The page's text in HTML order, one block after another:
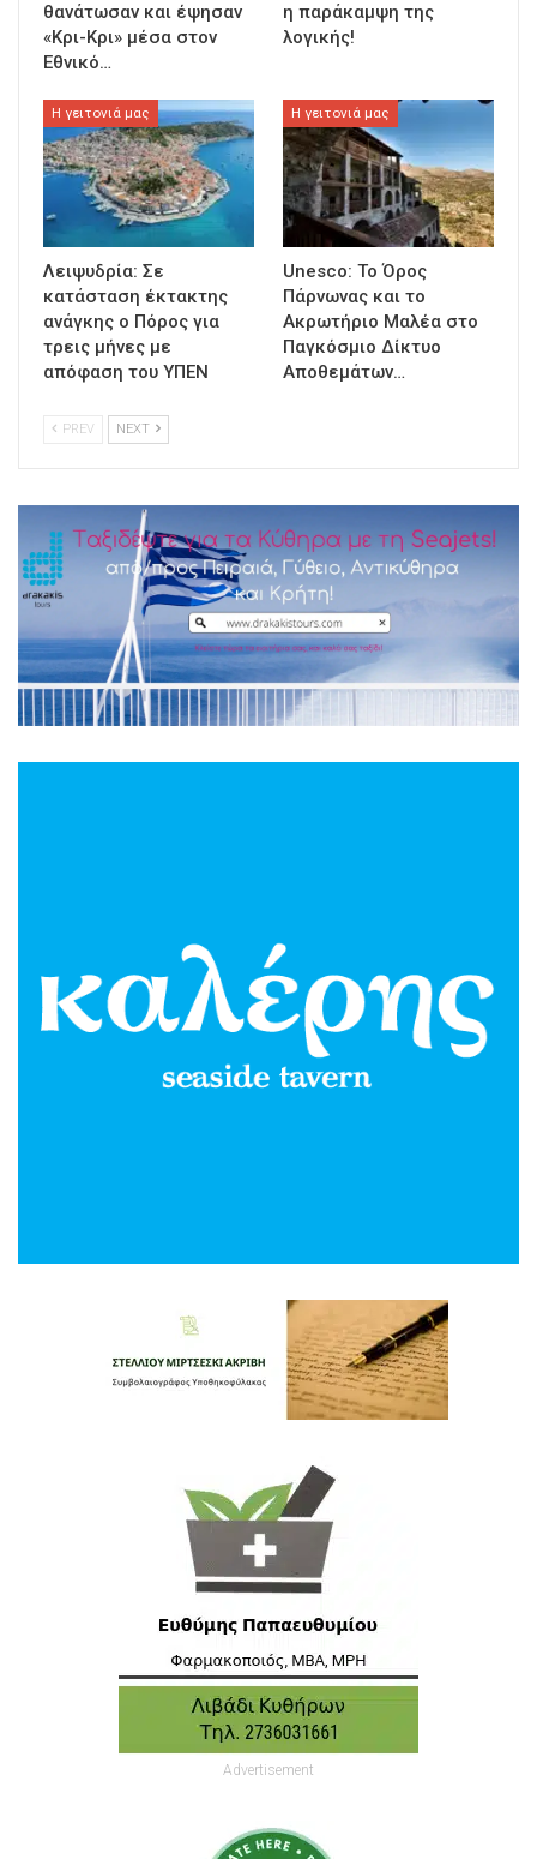
θανάτωσαν και έψησαν
«Κρι-Κρι» μέσα στον
Εθνικό…
η παράκαμψη της
λογικής!
Η γειτονιά μας
Λειψυδρία: Σε
κατάσταση έκτακτης
ανάγκης ο Πόρος για
τρεις μήνες με
απόφαση του ΥΠΕΝ
Η γειτονιά μας
Unesco: Το Όρος
Πάρνωνας και το
Ακρωτήριο Μαλέα στο
Παγκόσμιο Δίκτυο
Αποθεμάτων…
PREV NEXT
Advertisement